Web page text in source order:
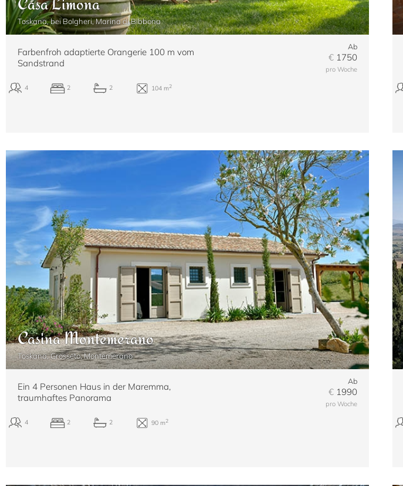
4
Toskana, bei Bolgheri, Marina di Bibbona
Farbenfroh adaptierte Orangerie 100 m vom
Sandstrand
Ab
€1750
pro Woche
Casina Montemerano
Toskana, Grosseto, Montemerano
Ein 4 Personen Haus in der Maremma,
traumhaftes Panorama
Ab
€1990
pro Woche